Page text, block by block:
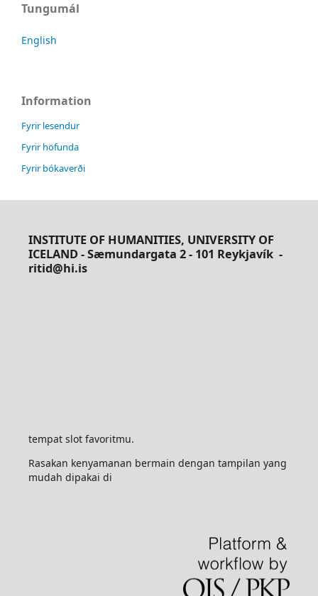
Tungumál
English
Information
Fyrir lesendur
Fyrir höfunda
Fyrir bókaverði
INSTITUTE OF HUMANITIES, UNIVERSITY OF
ICELAND - Sæmundargata 2 - 101 Reykjavík -
ritid@hi.is
tempat slot favoritmu.
Rasakan kenyamanan bermain dengan tampilan yang
mudah dipakai di